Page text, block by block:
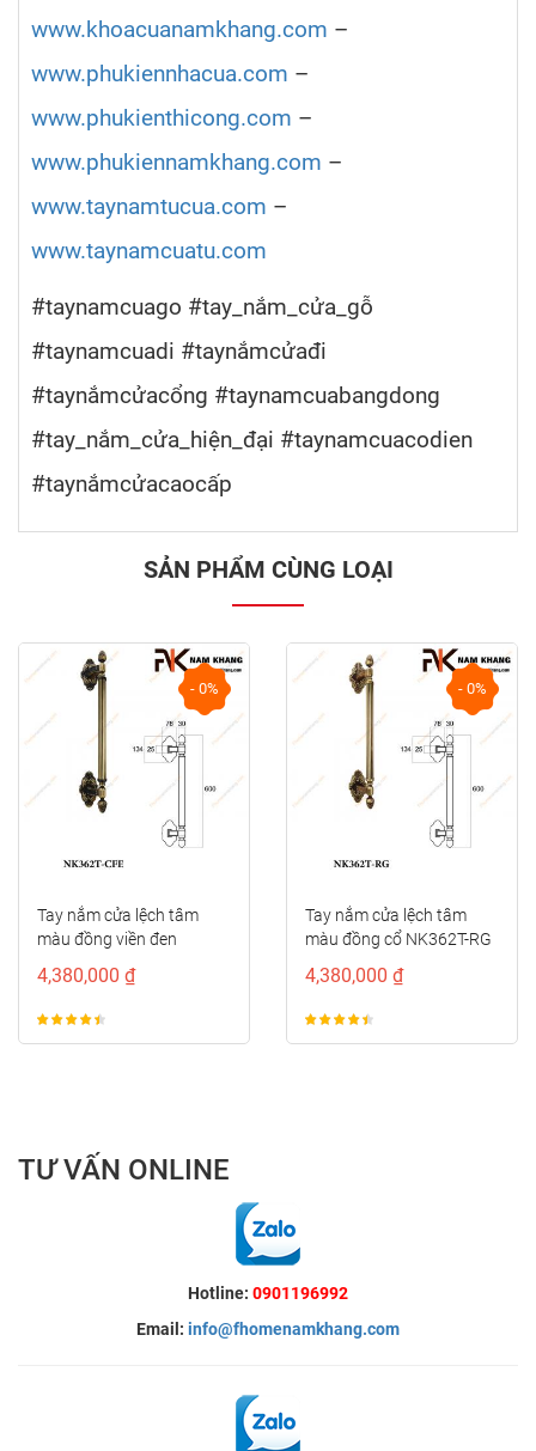
www.khoacuanamkhang.com –
www.phukiennhacua.com –
www.phukienthicong.com –
www.phukiennamkhang.com –
www.taynamtucua.com –
www.taynamcuatu.com
#taynamcuago #tay_nắm_cửa_gỗ
#taynamcuadi #taynắmcửađi
#taynắmcửacổng #taynamcuabangdong
#tay_nắm_cửa_hiện_đại #taynamcuacodien
#taynắmcửacaocấp
SẢN PHẨM CÙNG LOẠI
- 0%
Tay nắm cửa lệch tâm
màu đồng viền đen
4,380,000 ₫
- 0%
Tay nắm cửa lệch tâm
màu đồng cổ NK362T-RG
4,380,000 ₫
TƯ VẤN ONLINE
Hotline: 0901196992
Email: info@fhomenamkhang.com